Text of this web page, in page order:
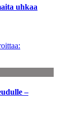
uhkaa
–